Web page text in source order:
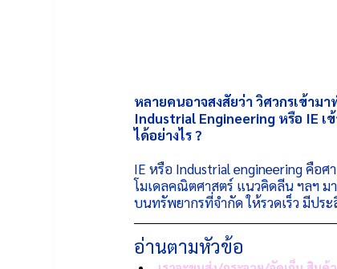
หลายคนอาจสงสัยว่า วิศวกรเข้าม
Industrial Engineering หรือ IE
ได้อย่างไร ?
IE หรือ Industrial engineering คือศ
โมเดลคณิตศาสตร์ แนวคิดลีน ฯลฯ
บนทรัพยากรที่จำกัด ให้รวดเร็ว มีป
อ่านตามหัวข้อ